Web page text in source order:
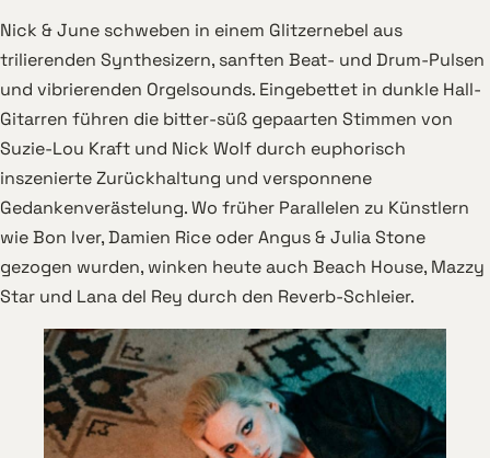
Nick & June schweben in einem Glitzernebel aus
trilierenden Synthesizern, sanften Beat- und Drum-Pulsen
und vibrierenden Orgelsounds. Eingebettet in dunkle Hall-
Gitarren führen die bitter-süß gepaarten Stimmen von
Suzie-Lou Kraft und Nick Wolf durch euphorisch
inszenierte Zurückhaltung und versponnene
Gedankenverästelung. Wo früher Parallelen zu Künstlern
wie Bon Iver, Damien Rice oder Angus & Julia Stone
gezogen wurden, winken heute auch Beach House, Mazzy
Star und Lana del Rey durch den Reverb-Schleier.